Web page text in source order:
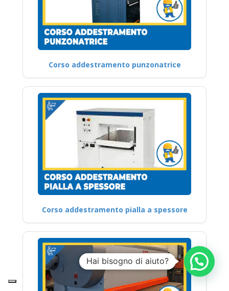
Corso addestramento punzonatrice
Corso addestramento pialla a spessore
Hai bisogno di aiuto?